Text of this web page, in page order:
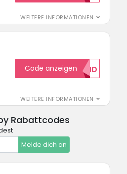
WEITERE INFORMATIONEN
WEITERE INFORMATIONEN
Code anzeigen
GRATISVERSAND
Rabattcodes
Melde dich an